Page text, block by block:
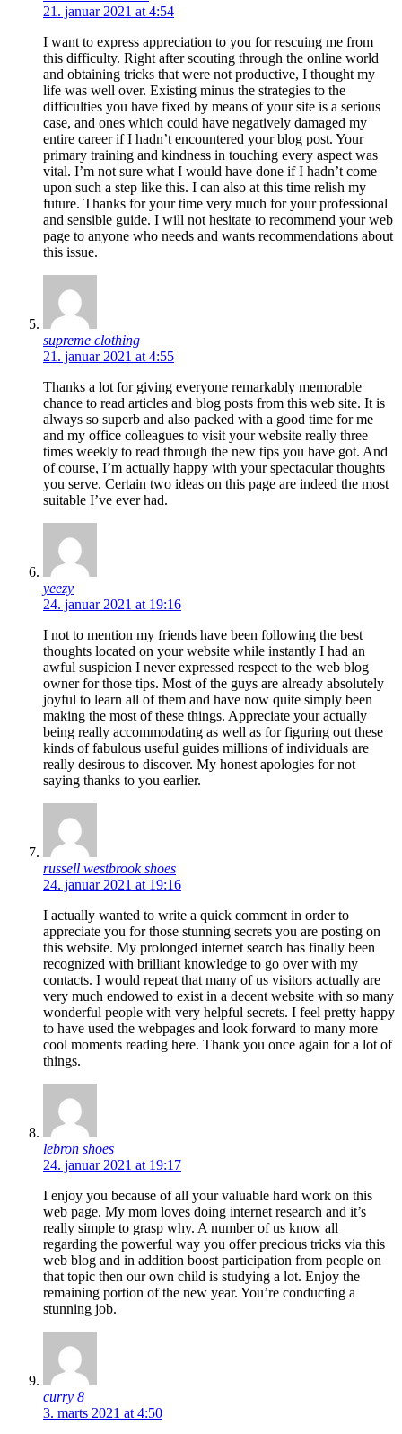
21. januar 2021 at 4:54
I want to express appreciation to you for rescuing me from
this difficulty. Right after scouting through the online world
and obtaining tricks that were not productive, I thought my
life was well over. Existing minus the strategies to the
difficulties you have fixed by means of your site is a serious
case, and ones which could have negatively damaged my
entire career if I hadn’t encountered your blog post. Your
primary training and kindness in touching every aspect was
vital. I’m not sure what I would have done if I hadn’t come
upon such a step like this. I can also at this time relish my
future. Thanks for your time very much for your professional
and sensible guide. I will not hesitate to recommend your web
page to anyone who needs and wants recommendations about
this issue.
supreme clothing
21. januar 2021 at 4:55
Thanks a lot for giving everyone remarkably memorable
chance to read articles and blog posts from this web site. It is
always so superb and also packed with a good time for me
and my office colleagues to visit your website really three
times weekly to read through the new tips you have got. And
of course, I’m actually happy with your spectacular thoughts
you serve. Certain two ideas on this page are indeed the most
suitable I’ve ever had.
yeezy
24. januar 2021 at 19:16
I not to mention my friends have been following the best
thoughts located on your website while instantly I had an
awful suspicion I never expressed respect to the web blog
owner for those tips. Most of the guys are already absolutely
joyful to learn all of them and have now quite simply been
making the most of these things. Appreciate your actually
being really accommodating as well as for figuring out these
kinds of fabulous useful guides millions of individuals are
really desirous to discover. My honest apologies for not
saying thanks to you earlier.
russell westbrook shoes
24. januar 2021 at 19:16
I actually wanted to write a quick comment in order to
appreciate you for those stunning secrets you are posting on
this website. My prolonged internet search has finally been
recognized with brilliant knowledge to go over with my
contacts. I would repeat that many of us visitors actually are
very much endowed to exist in a decent website with so many
wonderful people with very helpful secrets. I feel pretty happy
to have used the webpages and look forward to many more
cool moments reading here. Thank you once again for a lot of
things.
lebron shoes
24. januar 2021 at 19:17
I enjoy you because of all your valuable hard work on this
web page. My mom loves doing internet research and it’s
really simple to grasp why. A number of us know all
regarding the powerful way you offer precious tricks via this
web blog and in addition boost participation from people on
that topic then our own child is studying a lot. Enjoy the
remaining portion of the new year. You’re conducting a
stunning job.
curry 8
3. marts 2021 at 4:50